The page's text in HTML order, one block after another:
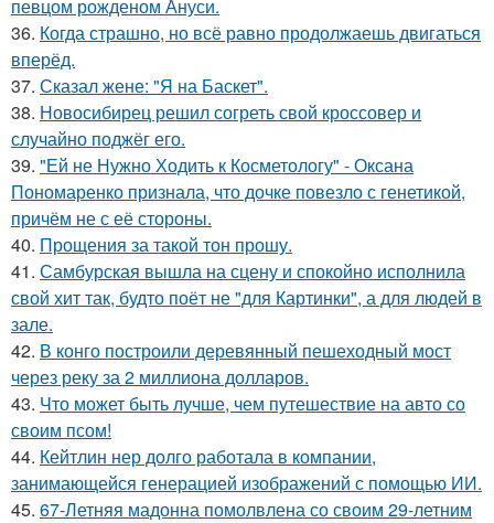
певцом рожденом Ануси.
36. Когда страшно, но всё равно продолжаешь двигаться
вперёд.
37. Сказал жене: "Я на Баскет".
38. Новосибирец решил согреть свой кроссовер и
случайно поджёг его.
39. "Ей не Нужно Ходить к Косметологу" - Оксана
Пономаренко признала, что дочке повезло с генетикой,
причём не с её стороны.
40. Прощения за такой тон прошу.
41. Самбурская вышла на сцену и спокойно исполнила
свой хит так, будто поёт не "для Картинки", а для людей в
зале.
42. В конго построили деревянный пешеходный мост
через реку за 2 миллиона долларов.
43. Что может быть лучше, чем путешествие на авто со
своим псом!
44. Кейтлин нер долго работала в компании,
занимающейся генерацией изображений с помощью ИИ.
45. 67-Летняя мадонна помолвлена со своим 29-летним